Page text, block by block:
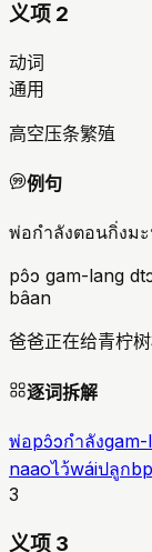
义项 2
动词
通用
高空压条繁殖
例句
พ่อกำลังตอนกิ่งม
pɔ̂ɔ gam-lang
bâan
爸爸正在给青柠
逐词拆解
พ่อpɔ̂ɔกำลังgam-
naaoไว้wáiปลูก
3
义项 3